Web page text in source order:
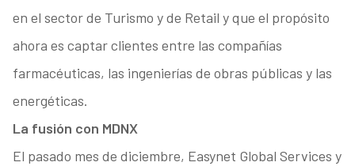
en el sector de Turismo y de Retail y que el propósito
ahora es captar clientes entre las compañías
farmacéuticas, las ingenierías de obras públicas y las
energéticas.
La fusión con MDNX
El pasado mes de diciembre, Easynet Global Services y